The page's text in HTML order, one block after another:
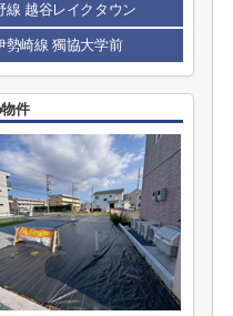
線 越谷レイクタウン
勢崎線 獨協大学前
件